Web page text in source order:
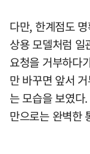
다만, 한계점도
상용 모델처럼 일
요청을 거부하다
만 바꾸면 앞서
는 모습을 보였다
만으로는 완벽한